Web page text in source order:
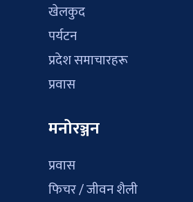
खेलकुद
पर्यटन
प्रदेश समाचारहरू
प्रवास
मनोरञ्जन
प्रवास
फिचर / जीवन शैली